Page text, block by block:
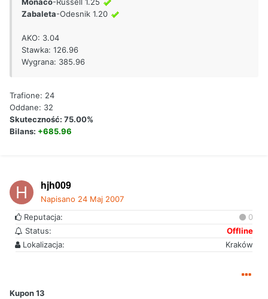
Monaco-Russell 1.25
Zabaleta-Odesnik 1.20
AKO: 3.04
Stawka: 126.96
Wygrana: 385.96
Trafione: 24
Oddane: 32
Skuteczność: 75.00%
Bilans: +685.96
hjh009
Napisano 24 Maj 2007
Reputacja:
0
Status:
Offline
Lokalizacja:
Kraków
Kupon 13